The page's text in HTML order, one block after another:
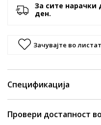
За сите нарачки
ден.
Зачувајте во
Спецификација
Провери достапност